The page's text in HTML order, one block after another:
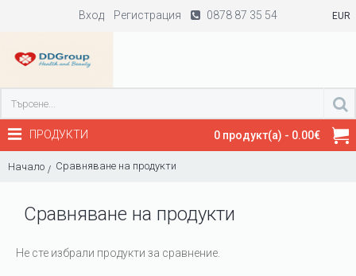
Вход Регистрация 0878 87 35 54 EUR
0 продукт(а) - 0.00€
ПРОДУКТИ
Начало Сравняване на продукти
Сравняване на продукти
Не сте избрали продукти за сравнение.